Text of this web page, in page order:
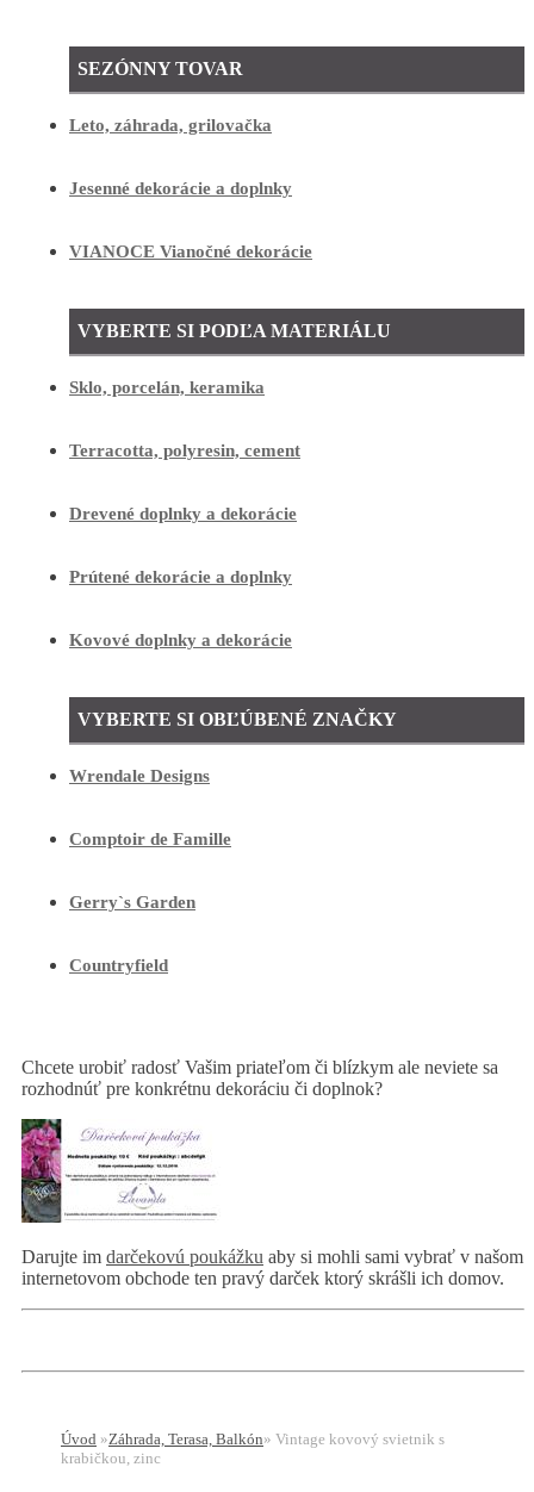
SEZÓNNY TOVAR
Leto, záhrada, grilovačka
Jesenné dekorácie a doplnky
VIANOCE Vianočné dekorácie
VYBERTE SI PODĽA MATERIÁLU
Sklo, porcelán, keramika
Terracotta, polyresin, cement
Drevené doplnky a dekorácie
Prútené dekorácie a doplnky
Kovové doplnky a dekorácie
VYBERTE SI OBĽÚBENÉ ZNAČKY
Wrendale Designs
Comptoir de Famille
Gerry`s Garden
Countryfield
Chcete urobiť radosť Vašim priateľom či blízkym ale neviete sa
rozhodnúť pre konkrétnu dekoráciu či doplnok?
Darujte im darčekovú poukážku aby si mohli sami vybrať v našom
internetovom obchode ten pravý darček ktorý skrášli ich domov.
Úvod »Záhrada, Terasa, Balkón» Vintage kovový svietnik s
krabičkou, zinc